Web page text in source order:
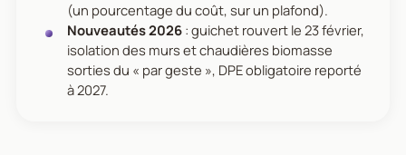
(un pourcentage du coût, sur un plafond).
Nouveautés 2026 : guichet rouvert le 23 février,
isolation des murs et chaudières biomasse
sorties du « par geste », DPE obligatoire reporté
à 2027.